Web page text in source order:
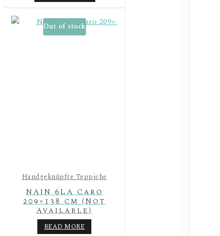
Handgeknüpfte Teppiche
Out of stock
NAIN 6LA Caro
209×138 cm (Not
Available)
READ MORE